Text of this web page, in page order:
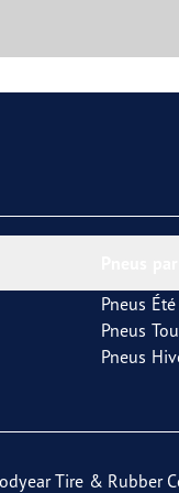
Pneus Été
Pneus
Pneus
Tire & Rubber